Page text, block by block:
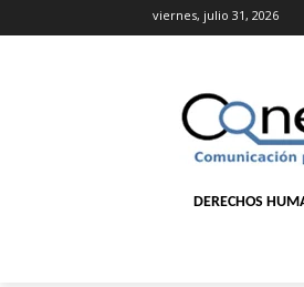
viernes, julio 31, 2026
DERECHOS